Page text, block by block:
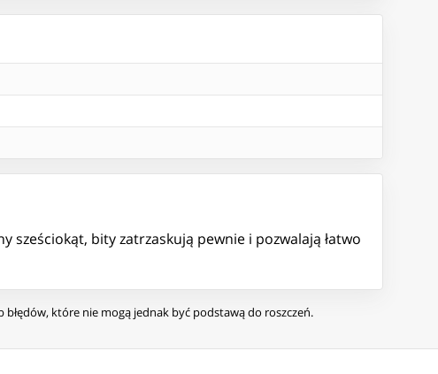
sześciokąt, bity zatrzaskują pewnie i pozwalają łatwo
które nie mogą jednak być podstawą do roszczeń.